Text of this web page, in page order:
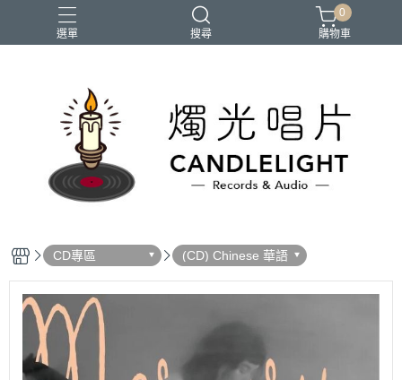
選單 搜尋
2026大港開唱 聖誕節 鏈鋸人蕾潔篇 黑潮好針
0
購物車
CD專區 (CD) Chinese 華語